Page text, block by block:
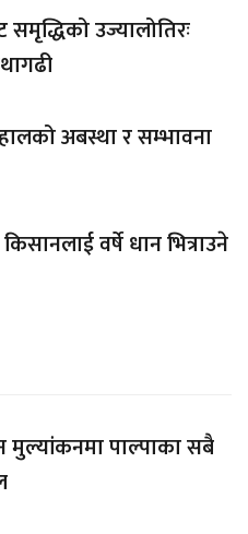
समृद्धिको उज्यालोतिरः
अबस्था र सम्भावना
वर्षे धान भित्राउने
मुल्यांकनमा पाल्पाका सबै